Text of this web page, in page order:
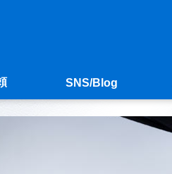
SNS/Blog